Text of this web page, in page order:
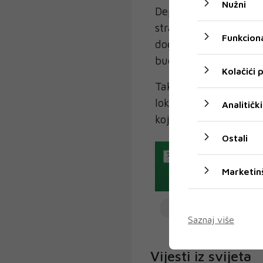
Department je
stranim terorističkim
događajima te
budu oprezniji", naveli
Također, ističu kako
lokacijama koje
koja posjećuju
Vijesti iz svijeta
Nužni
Kolačići
Analitički
Ostali
Saznaj više